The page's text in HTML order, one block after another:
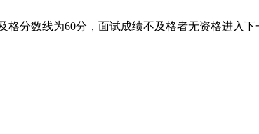
分数线为60分，面试成绩不及格者无资格进入下